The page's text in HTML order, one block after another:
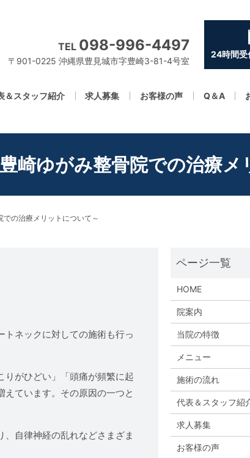
＆スタッフ紹介 求人募集 お客様の声 Q＆A
TEL 098-996-4497
〒901-0225 沖縄県豊見城市字豊崎3-81-4号室
24時間受
崎ゆがみ整骨院での治療メ
の治療メリットについて～
ネックに対しての施術も行っ
りがひどい」「頭痛が頻繁に起
ています。その原因の一つと
自律神経の乱れなどさまざま
HOME
院案内
当院の特徴
メニュー
施術の流れ
代表＆スタッフ紹
求人募集
お客様の声